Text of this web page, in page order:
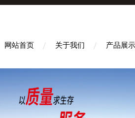
网站首页 关于我们 产品展示